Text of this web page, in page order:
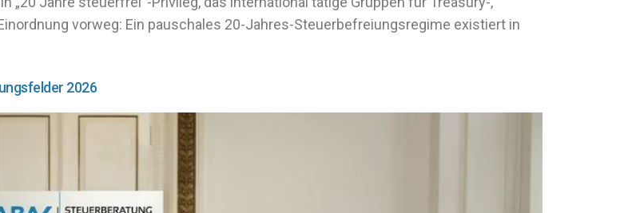
vorweg: Ein pauschales 20-Jahres-Steuerbefreiungsregime existiert in
2026